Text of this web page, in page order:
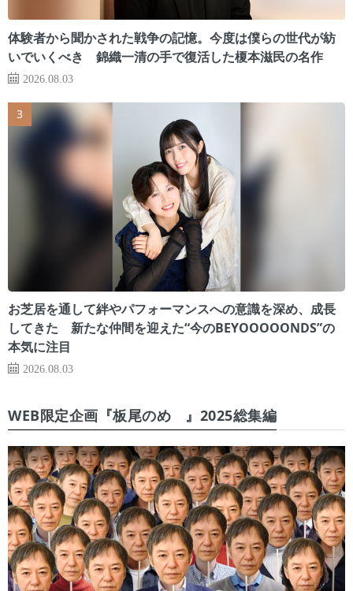
体験者から聞かされた戦争の記憶。今度は僕らの世代が紡
いでいくべき 錦織一清の手で復活した榎本滋民の名作
2026.08.03
お芝居を通して絆やパフォーマンスへの意識を深め、成長
してきた 新たな仲間を迎えた“今のBEYOOOOONDS”の
本気に注目
2026.08.03
WEB限定企画『板尾のめ゙』2025総集編